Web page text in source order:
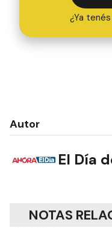
¿Ya
Autor
El Día
NOTAS